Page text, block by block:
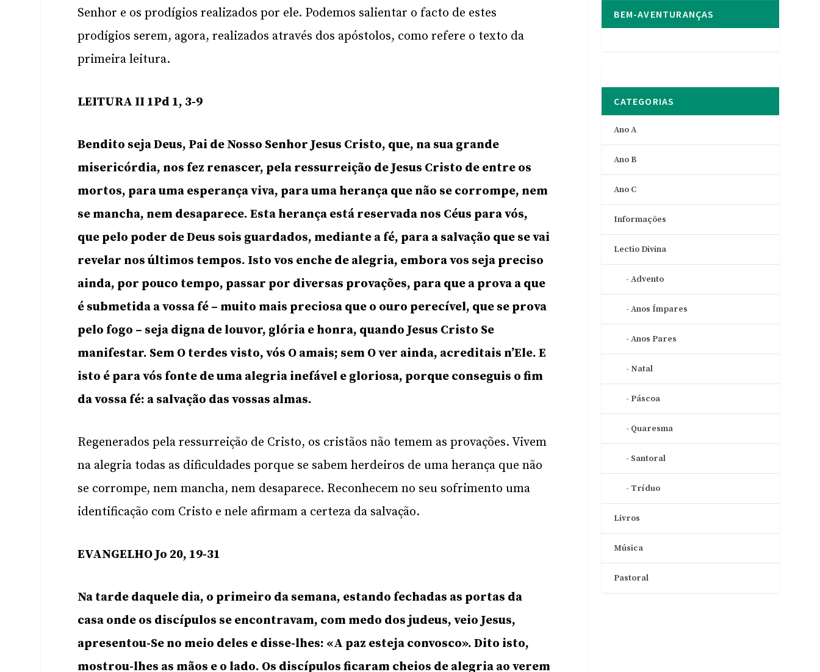
Senhor e os prodígios realizados por ele. Podemos salientar o facto de estes
prodígios serem, agora, realizados através dos apóstolos, como refere o texto da
primeira leitura.
LEITURA II 1Pd 1, 3-9
Bendito seja Deus, Pai de Nosso Senhor Jesus Cristo, que, na sua grande
misericórdia, nos fez renascer, pela ressurreição de Jesus Cristo de entre os
mortos, para uma esperança viva, para uma herança que não se corrompe, nem
se mancha, nem desaparece. Esta herança está reservada nos Céus para vós,
que pelo poder de Deus sois guardados, mediante a fé, para a salvação que se vai
revelar nos últimos tempos. Isto vos enche de alegria, embora vos seja preciso
ainda, por pouco tempo, passar por diversas provações, para que a prova a que
é submetida a vossa fé – muito mais preciosa que o ouro perecível, que se prova
pelo fogo – seja digna de louvor, glória e honra, quando Jesus Cristo Se
manifestar. Sem O terdes visto, vós O amais; sem O ver ainda, acreditais n’Ele. E
isto é para vós fonte de uma alegria inefável e gloriosa, porque conseguis o fim
da vossa fé: a salvação das vossas almas.
Regenerados pela ressurreição de Cristo, os cristãos não temem as provações. Vivem
na alegria todas as dificuldades porque se sabem herdeiros de uma herança que não
se corrompe, nem mancha, nem desaparece. Reconhecem no seu sofrimento uma
identificação com Cristo e nele afirmam a certeza da salvação.
EVANGELHO Jo 20, 19-31
Na tarde daquele dia, o primeiro da semana, estando fechadas as portas da
casa onde os discípulos se encontravam, com medo dos judeus, veio Jesus,
apresentou-Se no meio deles e disse-lhes: «A paz esteja convosco». Dito isto,
mostrou-lhes as mãos e o lado. Os discípulos ficaram cheios de alegria ao verem
BEM-AVENTURANÇAS
CATEGORIAS
Ano A
Ano B
Ano C
Informações
Lectio Divina
Advento
Anos Ímpares
Anos Pares
Natal
Páscoa
Quaresma
Santoral
Tríduo
Livros
Música
Pastoral